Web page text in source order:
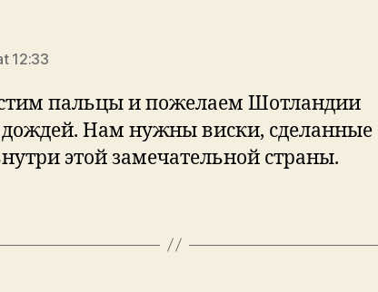
12:33
пальцы и пожелаем Шотландии
Нам нужны виски, сделанные
этой замечательной страны.